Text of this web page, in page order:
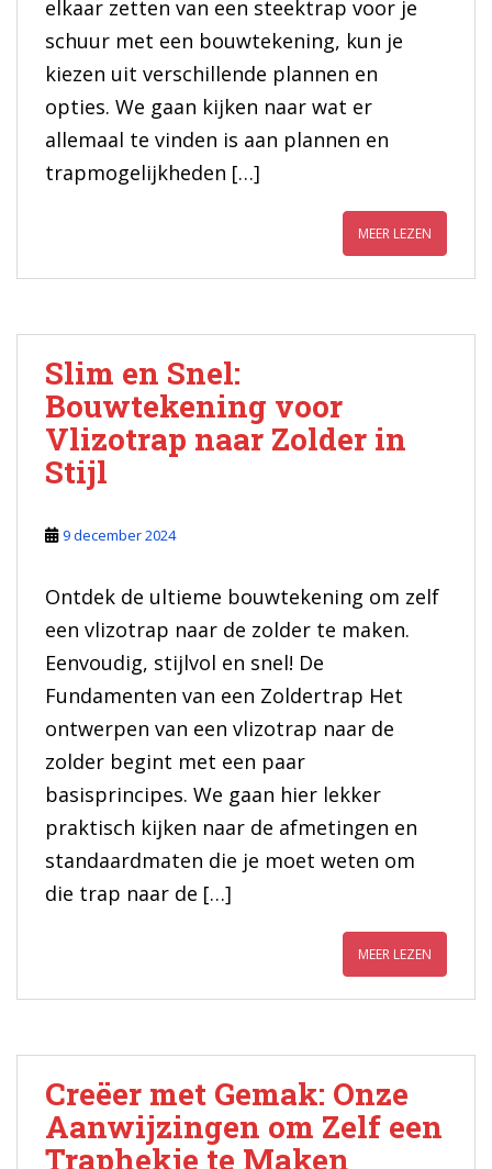
elkaar zetten van een steektrap voor je
schuur met een bouwtekening, kun je
kiezen uit verschillende plannen en
opties. We gaan kijken naar wat er
allemaal te vinden is aan plannen en
trapmogelijkheden […]
MEER LEZEN
Slim en Snel:
Bouwtekening voor
Vlizotrap naar Zolder in
Stijl
9 december 2024
Ontdek de ultieme bouwtekening om zelf
een vlizotrap naar de zolder te maken.
Eenvoudig, stijlvol en snel! De
Fundamenten van een Zoldertrap Het
ontwerpen van een vlizotrap naar de
zolder begint met een paar
basisprincipes. We gaan hier lekker
praktisch kijken naar de afmetingen en
standaardmaten die je moet weten om
die trap naar de […]
MEER LEZEN
Creëer met Gemak: Onze
Aanwijzingen om Zelf een
Traphekje te Maken